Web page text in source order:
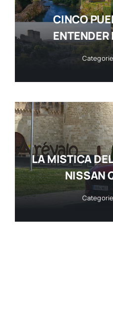
CINCO
ENTENDER
LA MISTICA
NISSAN